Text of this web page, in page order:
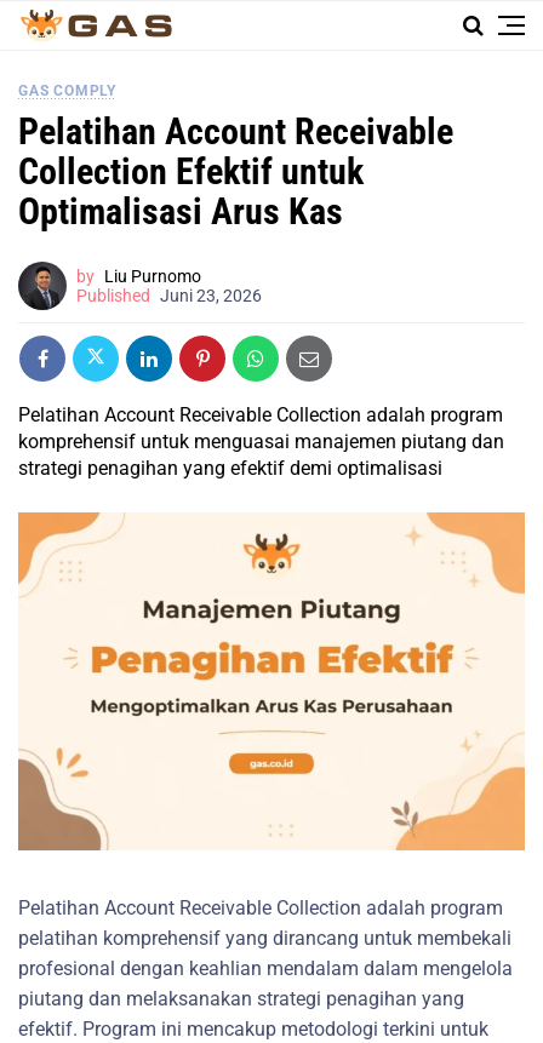
GAS COMPLY
Pelatihan Account Receivable
Collection Efektif untuk
Optimalisasi Arus Kas
by Liu Purnomo
Published
Juni 23, 2026
Pelatihan Account Receivable Collection adalah program
komprehensif untuk menguasai manajemen piutang dan
strategi penagihan yang efektif demi optimalisasi
Pelatihan Account Receivable Collection adalah program
pelatihan komprehensif yang dirancang untuk membekali
profesional dengan keahlian mendalam dalam mengelola
piutang dan melaksanakan strategi penagihan yang
efektif. Program ini mencakup metodologi terkini untuk